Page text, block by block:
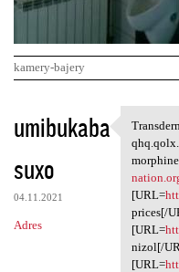
kamery-bajery
K
o
m
e
n
umibukaba
suxo
04.11.2021
Adres
[URL=
prices[/
[URL=
nizol[/
[URL=